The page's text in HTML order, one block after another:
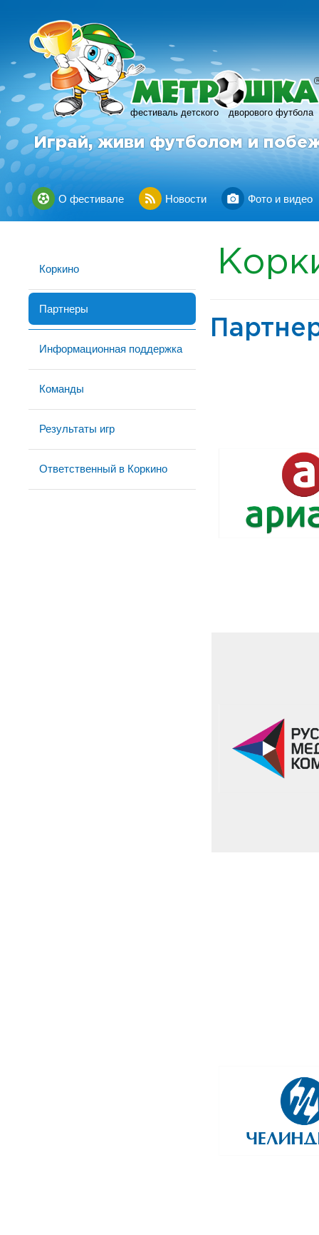
фестиваль детского дворового футбола
R
Играй, живи футболом и
О фестивале Новости Фото и видео
Коркино
Партнеры
Информационная поддержка
Команды
Результаты игр
Ответственный в Коркино